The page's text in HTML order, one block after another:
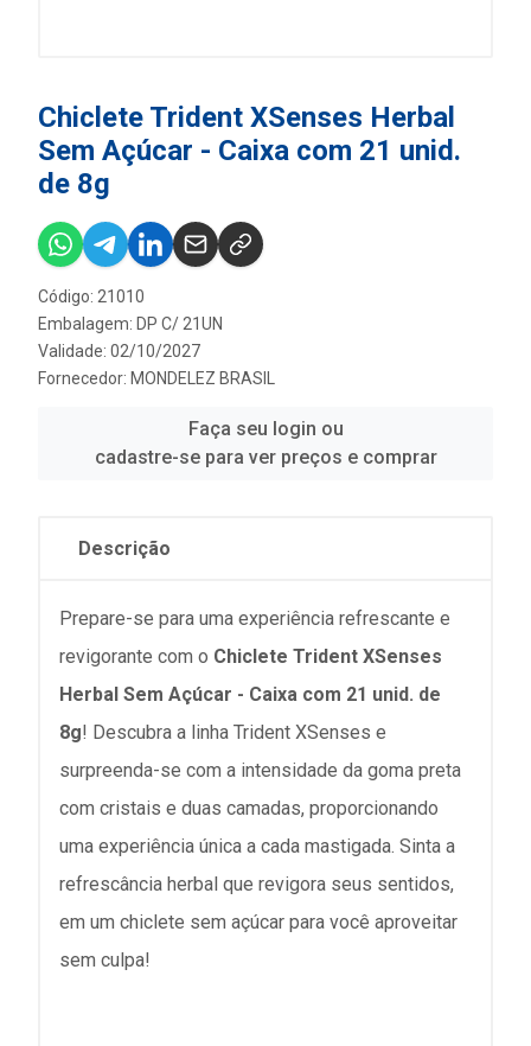
Chiclete Trident XSenses Herbal
Sem Açúcar - Caixa com 21 unid.
de 8g
Código: 21010
Embalagem: DP C/ 21UN
Validade: 02/10/2027
Fornecedor: MONDELEZ BRASIL
Faça seu login ou
cadastre-se para ver preços e comprar
Descrição
Prepare-se para uma experiência refrescante e
revigorante com o Chiclete Trident XSenses
Herbal Sem Açúcar - Caixa com 21 unid. de
8g! Descubra a linha Trident XSenses e
surpreenda-se com a intensidade da goma preta
com cristais e duas camadas, proporcionando
uma experiência única a cada mastigada. Sinta a
refrescância herbal que revigora seus sentidos,
em um chiclete sem açúcar para você aproveitar
sem culpa!